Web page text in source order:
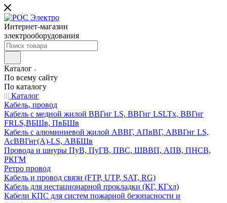
Интернет-магазин
электрооборудования
Каталог
По всему сайту
По каталогу
Каталог
Кабель, провод
Кабель с медной жилой ВВГнг LS, ВВГнг LSLTx, ВВГнг
FRLS,ВБШв, ПвБШв
Кабель с алюминиевой жилой АВВГ, АПвВГ, АВВГнг LS,
АсВВГнг(А)-LS, АВБШв
Провода и шнуры ПуВ, ПуГВ, ПВС, ШВВП, АПВ, ПНСВ,
РКГМ
Ретро провод
Кабель и провод связи (FTP, UTP, SAT, RG)
Кабель для нестационарной прокладки (КГ, КГхл)
Кабели КПС для систем пожарной безопасности и